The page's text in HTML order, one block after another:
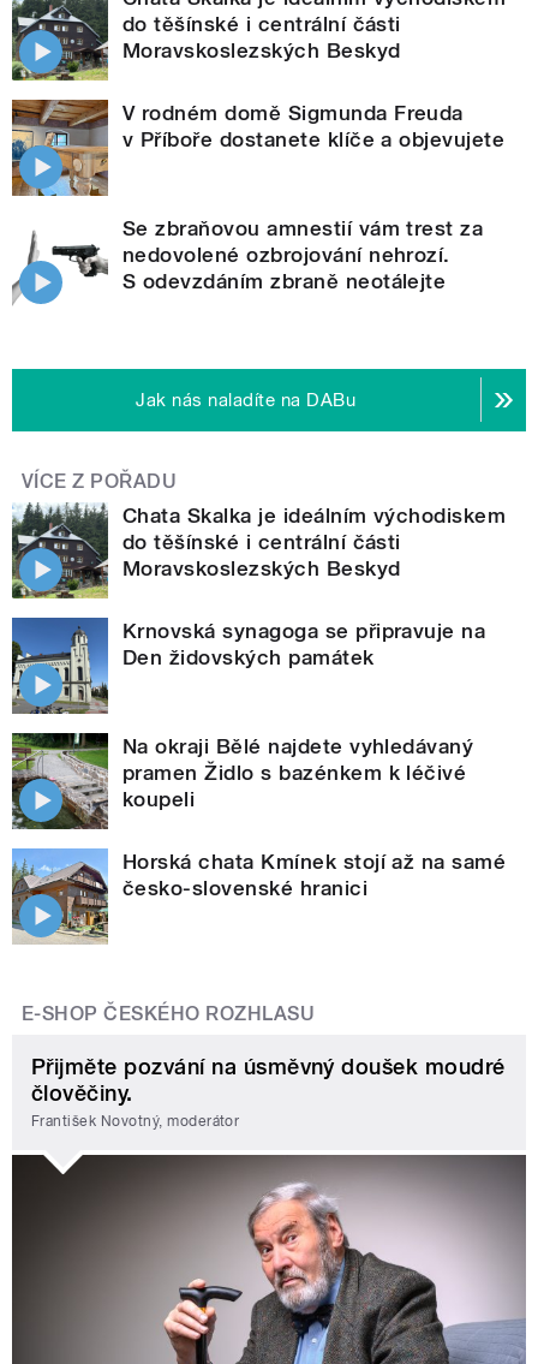
do těšínské i centrální části
Moravskoslezských Beskyd
V rodném domě Sigmunda Freuda
v Příboře dostanete klíče a objevujete
Se zbraňovou amnestií vám trest za
nedovolené ozbrojování nehrozí.
S odevzdáním zbraně neotálejte
Jak nás naladíte na DABu
VÍCE Z POŘADU
Chata Skalka je ideálním východiskem
do těšínské i centrální části
Moravskoslezských Beskyd
Krnovská synagoga se připravuje na
Den židovských památek
Na okraji Bělé najdete vyhledávaný
pramen Židlo s bazénkem k léčivé
koupeli
Horská chata Kmínek stojí až na samé
česko-slovenské hranici
E-SHOP ČESKÉHO ROZHLASU
Přijměte pozvání na úsměvný doušek moudré
člověčiny.
František Novotný, moderátor